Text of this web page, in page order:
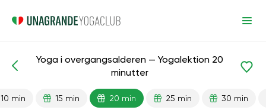
Færdiglavede lektioner Alder
Yoga i overgangsalderen — Yogalektion 20
minutter
10 min 15 min 20 min 25 min 30 min